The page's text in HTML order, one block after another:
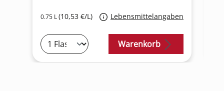
0.75 L(10,53 €/L) Lebensmittelangaben
Warenkorb